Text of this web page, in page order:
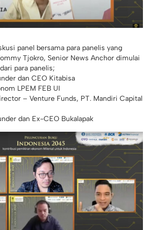
panel bersama para panelis yang
Tjokro, Senior News Anchor dimulai
para panelis;
dan CEO Kitabisa
LPEM FEB UI
– Venture Funds, PT. Mandiri Capital
dan Ex-CEO Bukalapak